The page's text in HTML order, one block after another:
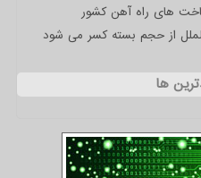
های راه آهن کشور
از حجم بسته کسر می شود
ها